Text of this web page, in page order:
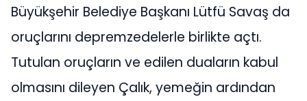
Büyükşehir Belediye Başkanı Lütfü Savaş da
oruçlarını depremzedelerle birlikte açtı.
Tutulan oruçların ve edilen duaların kabul
olmasını dileyen Çalık, yemeğin ardından